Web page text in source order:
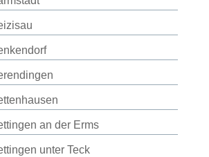
an der Erms
unter Teck